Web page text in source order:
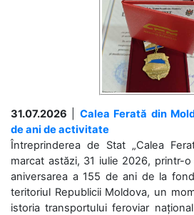
31.07.2026
Calea Ferată din
de ani de activitate
Întreprinderea de Stat „Calea
marcat astăzi, 31 iulie 2026, printr-
aniversarea a 155 de ani de la
teritoriul Republicii Moldova, un
istoria transportului feroviar